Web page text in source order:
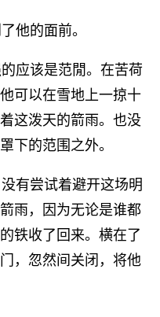
他的面前。
应该是范閒。在苦荷
可以在雪地上一掠十
这泼天的箭雨。也没
下的范围之外。
有尝试着避开这场明
雨，因为无论是谁都
铁收了回来。横在了
，忽然间关闭，将他